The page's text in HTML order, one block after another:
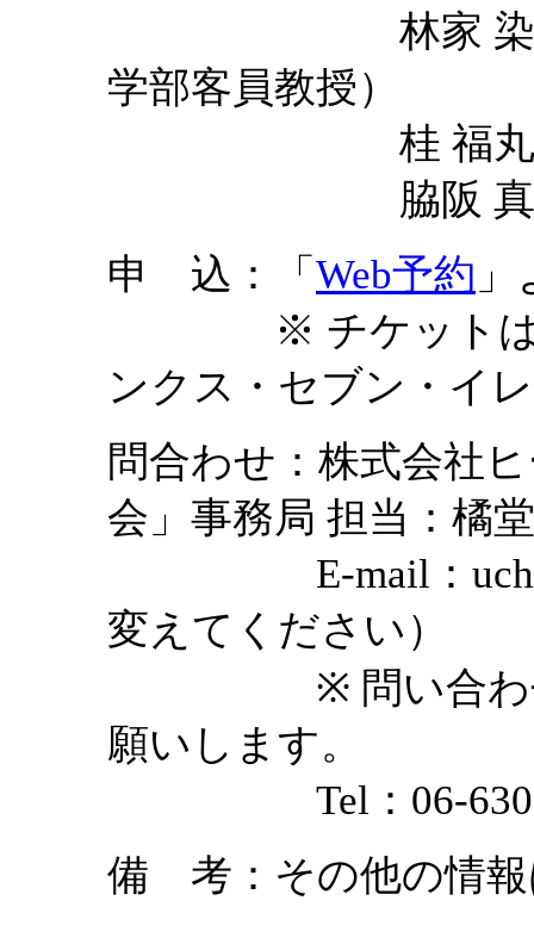
林家 染二（大
学部客員教授）
桂 福丸（京
脇阪 真由（京
申 込：「 Web予約
※ チケットは「
ンクス・セブン・イ
問合わせ：株式会社
会」事務局 担当：橘
E-mail：
変えてください）
※ 問い合わせは
願いします。
Tel：06-6309-
備 考：その他の情